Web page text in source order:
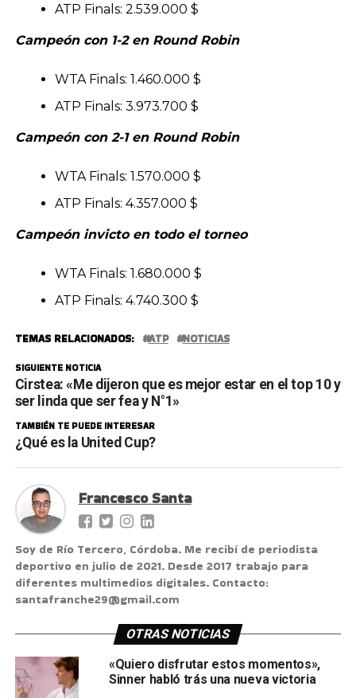
ATP Finals: 2.539.000 $
Campeón con 1-2 en Round Robin
WTA Finals: 1.460.000 $
ATP Finals: 3.973.700 $
Campeón con 2-1 en Round Robin
WTA Finals: 1.570.000 $
ATP Finals: 4.357.000 $
Campeón invicto en todo el torneo
WTA Finals: 1.680.000 $
ATP Finals: 4.740.300 $
TEMAS RELACIONADOS: ATP NOTICIAS
SIGUIENTE NOTICIA
Cirstea: «Me dijeron que es mejor estar en el top 10 y
ser linda que ser fea y N°1»
TAMBIÉN TE PUEDE INTERESAR
¿Qué es la United Cup?
Francesco Santa
Soy de Río Tercero, Córdoba. Me recibí de periodista
deportivo en julio de 2021. Desde 2017 trabajo para
diferentes multimedios digitales. Contacto:
santafranche29@gmail.com
OTRAS NOTICIAS
«Quiero disfrutar estos momentos»,
Sinner habló trás una nueva victoria